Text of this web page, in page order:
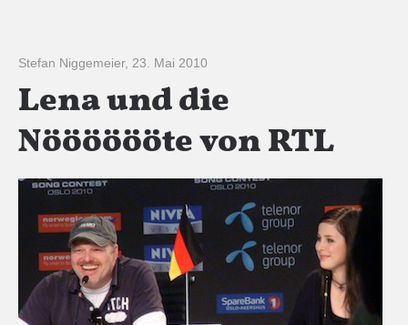
Stefan Niggemeier, 23. Mai 2010
Lena und die
Nööööööte von RTL